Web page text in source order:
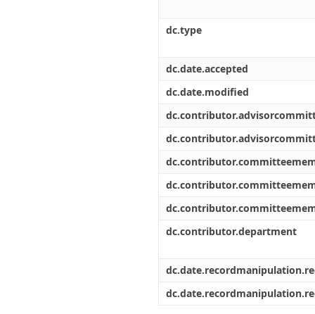
dc.type
dc.date.accepted
dc.date.modified
dc.contributor.department